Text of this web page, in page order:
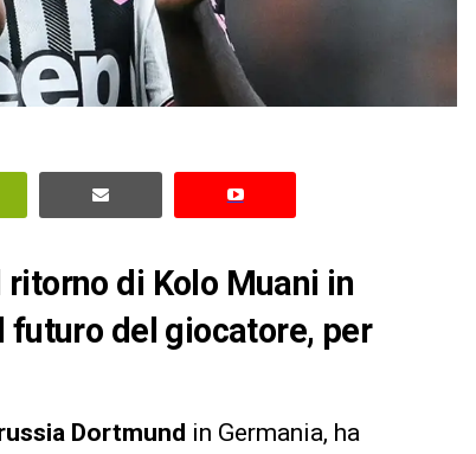
di Kolo Muani in
futuro del giocatore, per
Dortmund in Germania, ha